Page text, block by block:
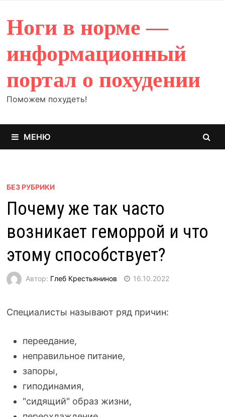
содержимому
Ноги в норме —
информационный
портал о похудении
Поможем похудеть!
МЕНЮ
БЕЗ РУБРИКИ
Почему же так часто
возникает геморрой и что
этому способствует?
Автор: Глеб Крестьянинов 16.10.2022
Специалисты называют ряд причин:
переедание,
неправильное питание,
запоры,
гиподинамия,
"сидящий" образ жизни,